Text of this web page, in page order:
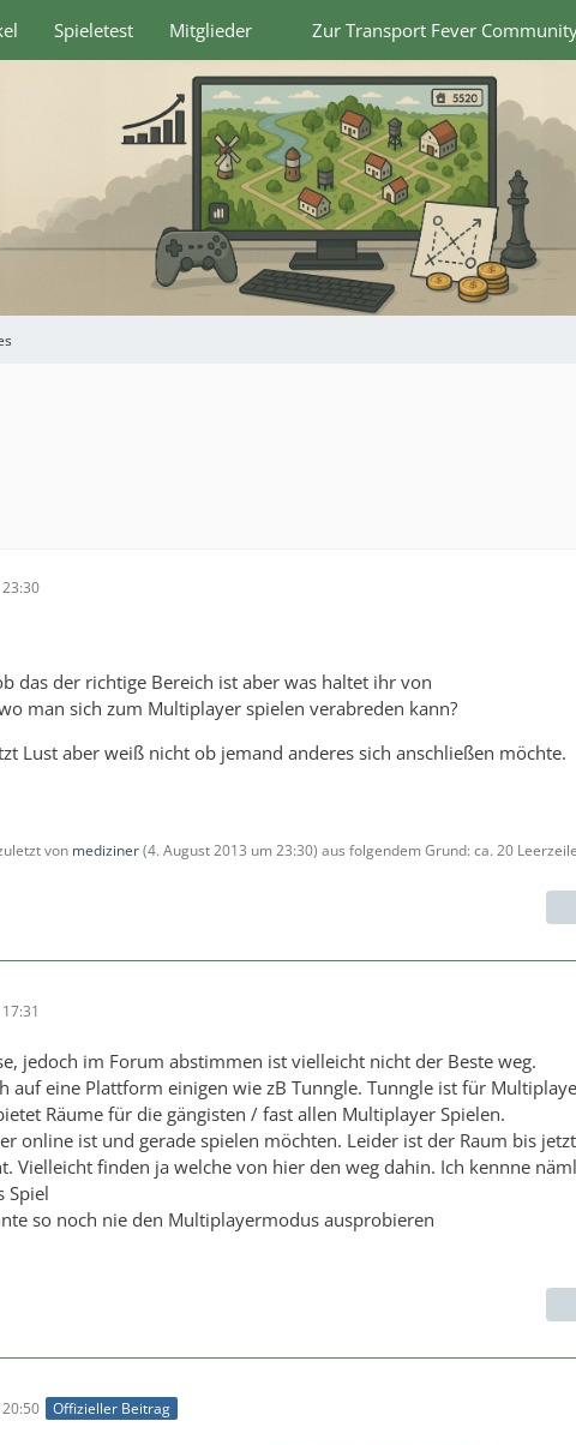
Spieletest Mitglieder Zur Transport Fever
das der richtige Bereich ist aber was haltet ihr von
man sich zum Multiplayer spielen verabreden kann?
Lust aber weiß nicht ob jemand anderes sich anschließen möchte.
von mediziner(4. August 2013 um 23:30) aus folgendem Grund: ca. 20
jedoch im Forum abstimmen ist vielleicht nicht der Beste weg.
auf eine Plattform einigen wie zB Tunngle. Tunngle ist für
Räume für die gängisten / fast allen Multiplayer Spielen.
online ist und gerade spielen möchten. Leider ist der Raum bis
Vielleicht finden ja welche von hier den weg dahin. Ich kennne
Spiel
so noch nie den Multiplayermodus ausprobieren
Offizieller Beitrag